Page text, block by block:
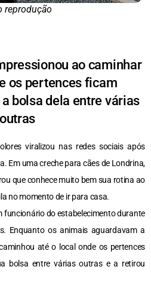
reprodução
ao caminhar
os pertences ficam
bolsa dela entre várias
outras
viralizou nas redes sociais após
Em uma creche para cães de Londrina,
que conhece muito bem sua rotina ao
no momento de ir para casa.
funcionário do estabelecimento durante
Enquanto os animais aguardavam a
até o local onde os pertences
bolsa entre várias outras e a retirou